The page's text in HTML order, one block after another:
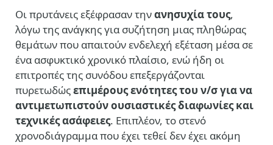
Οι πρυτάνεις εξέφρασαν τηνανησυχία τους,
λόγω της ανάγκης για συζήτηση μιας πληθώρας
θεμάτων που απαιτούν ενδελεχή εξέταση μέσα σε
ένα ασφυκτικό χρονικό πλαίσιο, ενώ ήδη οι
επιτροπές της συνόδου επεξεργάζονται
πυρετωδώςεπιμέρους ενότητες του ν/σ για να
αντιμετωπιστούν ουσιαστικές διαφωνίες και
τεχνικές ασάφειες. Επιπλέον, το στενό
χρονοδιάγραμμα που έχει τεθεί δεν έχει ακόμη